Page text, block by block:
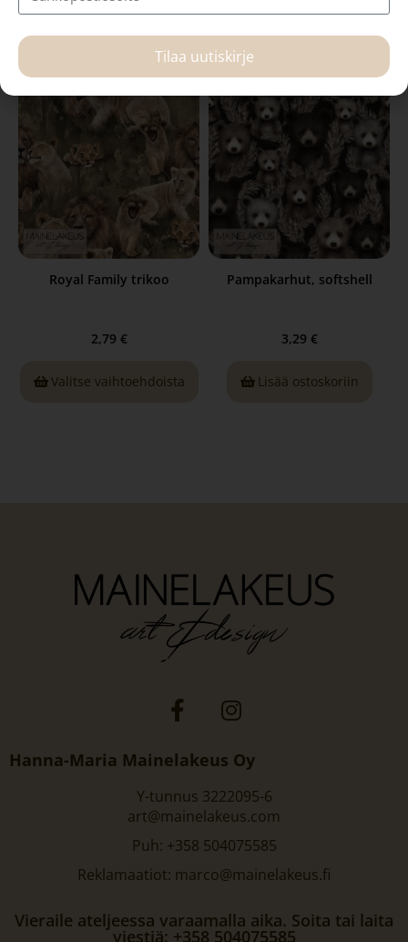
Lisää ostoskoriin Lisää ostoskoriin
Royal Family trikoo
2,79 €
Valitse vaihtoehdoista
Pampakarhut, softshell
3,29 €
Lisää ostoskoriin
Hanna-Maria Mainelakeus Oy
Y-tunnus 3222095-6
art@mainelakeus.com
Puh: +358 504075585
Reklamaatiot: marco@mainelakeus.fi
Vieraile ateljeessa varaamalla aika. Soita tai laita
viestiä: +358 504075585
Tilaa uutiskirje